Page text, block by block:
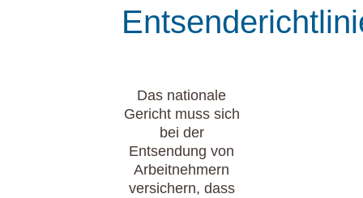
Das nationale
Gericht muss sich
bei der
Entsendung von
Arbeitnehmern
versichern, dass